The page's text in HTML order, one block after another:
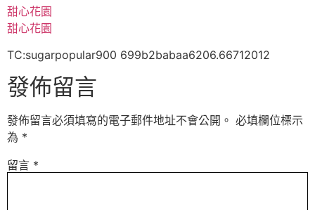
甜心花園
甜心花園
TC:sugarpopular900 699b2babaa6206.66712012
發佈留言
發佈留言必須填寫的電子郵件地址不會公開。 必填欄位標示
為 *
留言 *